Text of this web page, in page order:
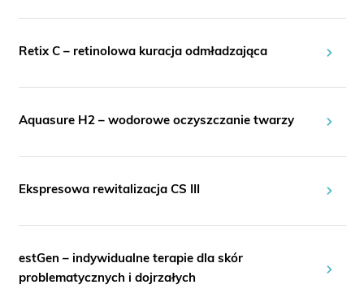
Retix C – retinolowa kuracja odmładzająca
Aquasure H2 – wodorowe oczyszczanie twarzy
Ekspresowa rewitalizacja CS III
estGen – indywidualne terapie dla skór
problematycznych i dojrzałych